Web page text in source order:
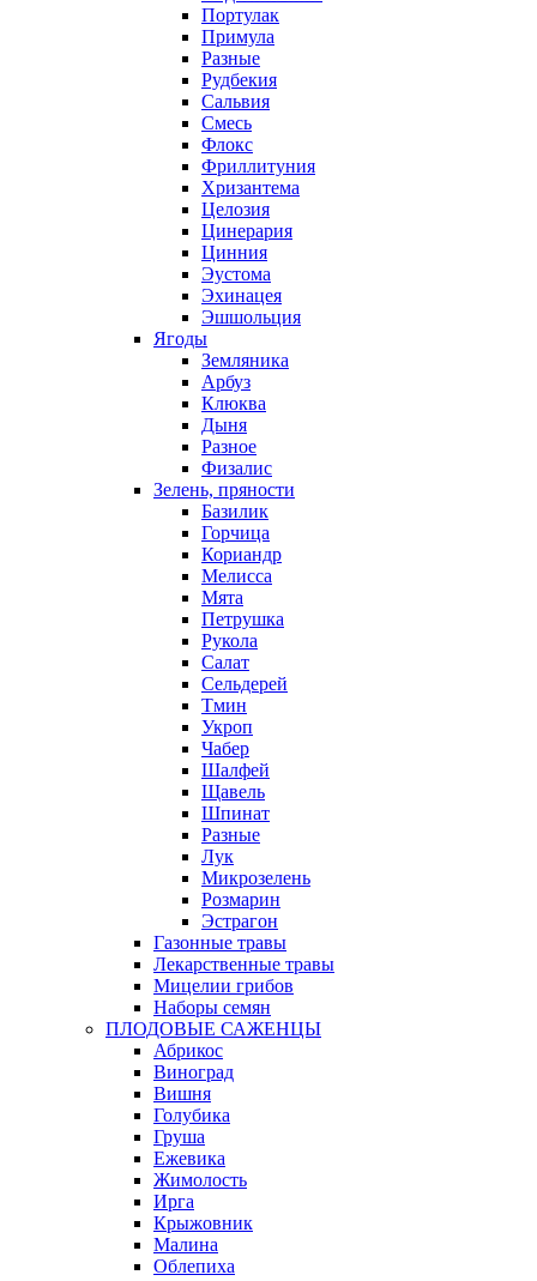
Портулак
Примула
Разные
Рудбекия
Сальвия
Смесь
Флокс
Фриллитуния
Хризантема
Целозия
Цинерария
Цинния
Эустома
Эхинацея
Эшшольция
Ягоды
Земляника
Арбуз
Клюква
Дыня
Разное
Физалис
Зелень, пряности
Базилик
Горчица
Кориандр
Мелисса
Мята
Петрушка
Рукола
Салат
Сельдерей
Тмин
Укроп
Чабер
Шалфей
Щавель
Шпинат
Разные
Лук
Микрозелень
Розмарин
Эстрагон
Газонные травы
Лекарственные травы
Мицелии грибов
Наборы семян
ПЛОДОВЫЕ САЖЕНЦЫ
Абрикос
Виноград
Вишня
Голубика
Груша
Ежевика
Жимолость
Ирга
Крыжовник
Малина
Облепиха